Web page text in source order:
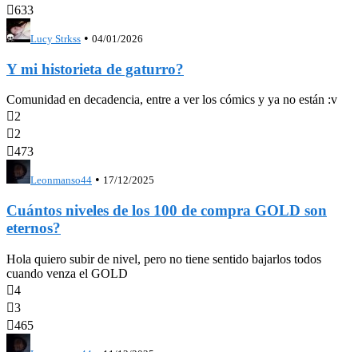
633
Lucy Strkss • 04/01/2026
Y mi historieta de gaturro?
Comunidad en decadencia, entre a ver los cómics y ya no están :v
2
2
473
Leonmanso44 • 17/12/2025
Cuántos niveles de los 100 de compra GOLD son
eternos?
Hola quiero subir de nivel, pero no tiene sentido bajarlos todos
cuando venza el GOLD
4
3
465